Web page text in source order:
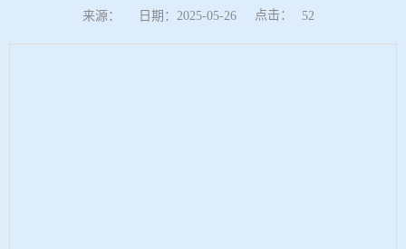
来源： 日期：2025-05-26 点击： 52